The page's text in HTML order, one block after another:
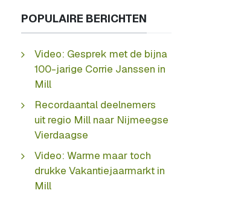
POPULAIRE BERICHTEN
Video: Gesprek met de bijna
100-jarige Corrie Janssen in
Mill
Recordaantal deelnemers
uit regio Mill naar Nijmeegse
Vierdaagse
Video: Warme maar toch
drukke Vakantiejaarmarkt in
Mill